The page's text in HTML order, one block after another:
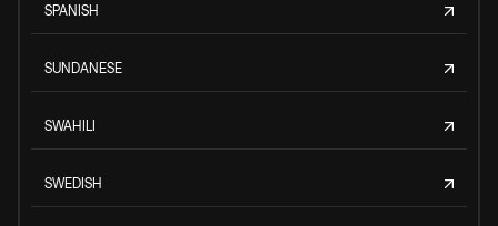
SPANISH
SUNDANESE
SWAHILI
SWEDISH